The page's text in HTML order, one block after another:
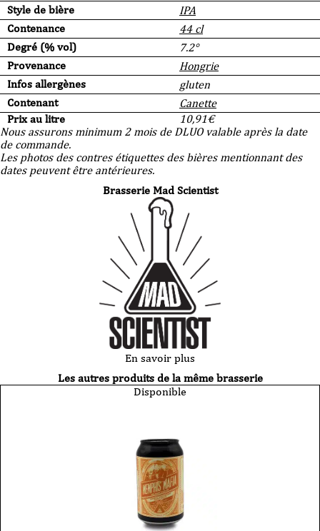
Style de bière
IPA
Contenance
44 cl
Degré (% vol)
7.2°
Provenance
Hongrie
Infos allergènes
gluten
Contenant
Canette
Prix au litre
10,91€
Nous assurons minimum 2 mois de DLUO valable après la date
de commande.
Les photos des contres étiquettes des bières mentionnant des
dates peuvent être antérieures.
Brasserie Mad Scientist
En savoir plus
Les autres produits de la même brasserie
Disponible